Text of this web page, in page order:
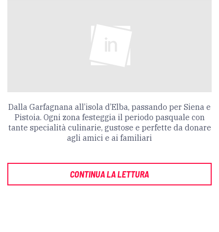
Dalla Garfagnana all’isola d’Elba, passando per Siena e
Pistoia. Ogni zona festeggia il periodo pasquale con
tante specialità culinarie, gustose e perfette da donare
agli amici e ai familiari
CONTINUA LA LETTURA